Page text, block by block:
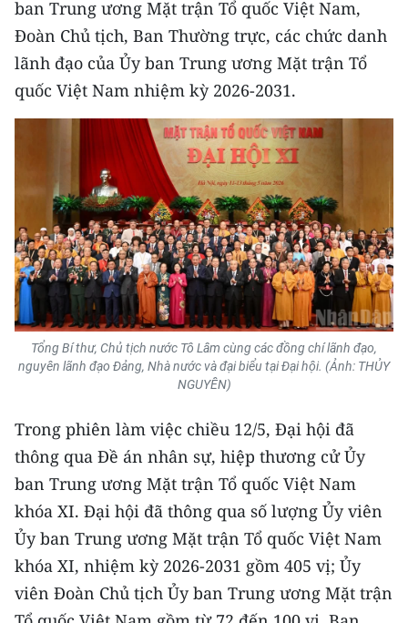
Media Môi trường
Ảnh
Infographic
TIN ĐỊA PHƯƠNG
Trung du và miền núi phía Bắc
Đồng bằng sông Hồng
Bắc Trung Bộ
Duyên hải Nam Trung Bộ và Tây
Đông Nam Bộ
Đồng bằng sông Cửu Long
Chuyên trang Hà Nội
Chuyên trang TP. Hồ Chí Minh
CHUYÊN ĐỀ
ban Trung ương Mặt trận Tổ quốc Việt Nam,
Đoàn Chủ tịch, Ban Thường trực, các chức danh
lãnh đạo của Ủy ban Trung ương Mặt trận Tổ
quốc Việt Nam nhiệm kỳ 2026-2031.
Tổng Bí thư, Chủ tịch nước Tô Lâm cùng các đồng chí lãnh đạo,
nguyên lãnh đạo Đảng, Nhà nước và đại biểu tại Đại hội. (Ảnh: THỦY
NGUYÊN)
Trong phiên làm việc chiều 12/5, Đại hội đã
thông qua Đề án nhân sự, hiệp thương cử Ủy
ban Trung ương Mặt trận Tổ quốc Việt Nam
khóa XI. Đại hội đã thông qua số lượng Ủy viên
Ủy ban Trung ương Mặt trận Tổ quốc Việt Nam
khóa XI, nhiệm kỳ 2026-2031 gồm 405 vị; Ủy
viên Đoàn Chủ tịch Ủy ban Trung ương Mặt trận